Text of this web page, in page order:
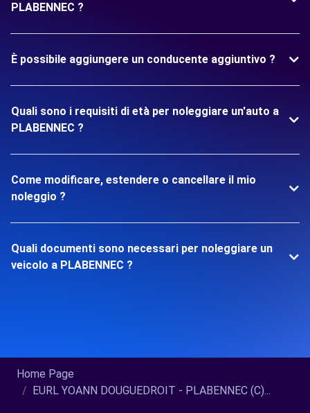
PLABENNEC ?
È possibile aggiungere un conducente aggiuntivo ?
Quali sono i requisiti di età per noleggiare un'auto a
PLABENNEC ?
Come modificare, estendere o cancellare il mio
noleggio ?
Quali documenti sono necessari per noleggiare un
veicolo a PLABENNEC ?
Home Page
EURL YOANN DOUGUEDROIT - PLABENNEC (C)...